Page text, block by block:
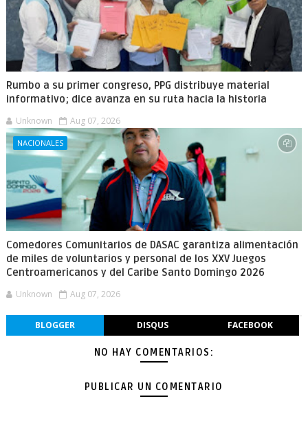
Rumbo a su primer congreso, PPG distribuye material
informativo; dice avanza en su ruta hacia la historia
Unknown Aug 07, 2026
NACIONALES
Comedores Comunitarios de DASAC garantiza alimentación
de miles de voluntarios y personal de los XXV Juegos
Centroamericanos y del Caribe Santo Domingo 2026
Unknown Aug 07, 2026
BLOGGER DISQUS FACEBOOK
NO HAY COMENTARIOS:
PUBLICAR UN COMENTARIO